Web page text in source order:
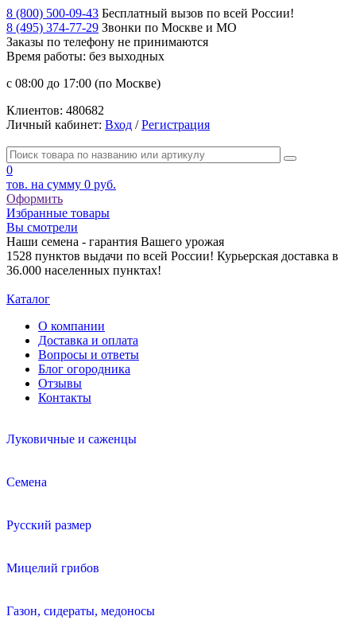
8 (800) 500-09-43 Бесплатный вызов по всей России!
8 (495) 374-77-29 Звонки по Москве и МО
Заказы по телефону не принимаются
Время работы: без выходных
с 08:00 до 17:00 (по Москве)
Клиентов: 480682
Личный кабинет: Вход /Регистрация
0
тов. на сумму 0 руб.
Оформить
Избранные товары
Вы смотрели
Наши семена - гарантия Вашего урожая
1528 пунктов выдачи по всей России! Курьерская доставка в
36.000 населенных пунктах!
Каталог
О компании
Доставка и оплата
Вопросы и ответы
Блог огородника
Отзывы
Контакты
Луковичные и саженцы
Семена
Русский размер
Мицелий грибов
Газон, сидераты, медоносы